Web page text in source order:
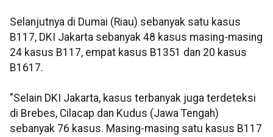
Selanjutnya di Dumai (Riau) sebanyak satu kasus
B117, DKI Jakarta sebanyak 48 kasus masing-masing
24 kasus B117, empat kasus B1351 dan 20 kasus
B1617.
"Selain DKI Jakarta, kasus terbanyak juga terdeteksi
di Brebes, Cilacap dan Kudus (Jawa Tengah)
sebanyak 76 kasus. Masing-masing satu kasus B117